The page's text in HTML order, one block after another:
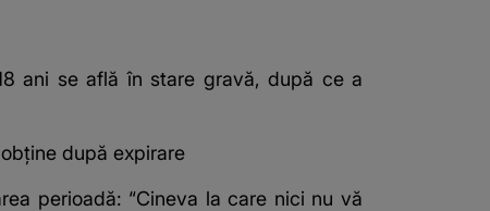
ani se află în stare gravă, după ce a
după expirare
perioadă: “Cineva la care nici nu vă